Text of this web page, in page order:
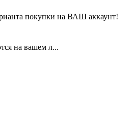
покупки на ВАШ аккаунт!
на вашем л...